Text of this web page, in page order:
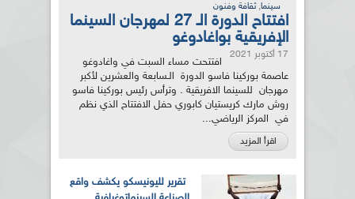
سينما,ثقافة وفنون
افتتاح الدورة الـ 27 لمهرجان السينما
الإفريقية بواغادوغو
17 أكتوبر 2021
افتتحت مساء السبت في واغادوغو
عاصمة بوركينا فاسو الدورة الـسابعة والعشرين لأكبر
مهرجان للسينما الافريقية . وترأس رئيس بوركينا فاسو
روش مارك كريستيان كابوري حفل الافتتاح الذي نظم
في المركز الرياضي...
اقرأ المزيد
تقرير لليونيسكو يكشف واقع